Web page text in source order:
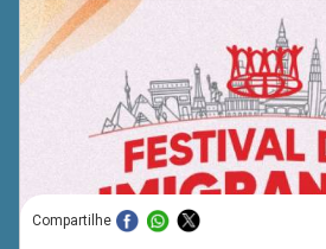
Compartilhe